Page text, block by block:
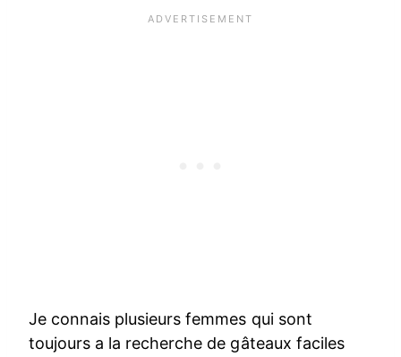
Je connais plusieurs femmes qui sont
toujours a la recherche de gâteaux faciles